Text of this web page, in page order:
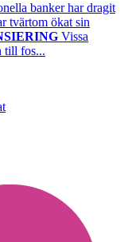
banker har dragit
tvärtom ökat sin
Vissa
till fos...